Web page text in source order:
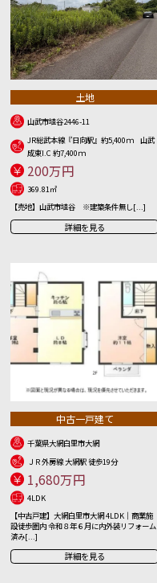
土地
山武市埴谷2446-11
JR総武本線『日向駅』約5,400ｍ 山武
成東I.C 約7,400ｍ
200万円
369.81㎡
【売地】山武市埴谷 ※建築条件無し[...]
詳細を見る
中古一戸建て
千葉県大網白里市大網
ＪＲ外房線 大網駅 徒歩19分
1,680万円
4LDK
【中古戸建】大網白里市大網 4LDK｜商業施
設徒歩圏内 令和８年６月に内外装リフォーム
済み[...]
詳細を見る